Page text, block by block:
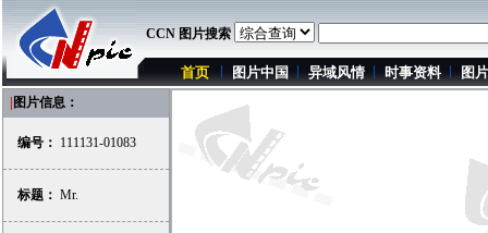
CCN 图片搜索
首页 图片中国 异域风情 时事资料 图
图片信息：
编号： 111131-01083
标题： Mr.